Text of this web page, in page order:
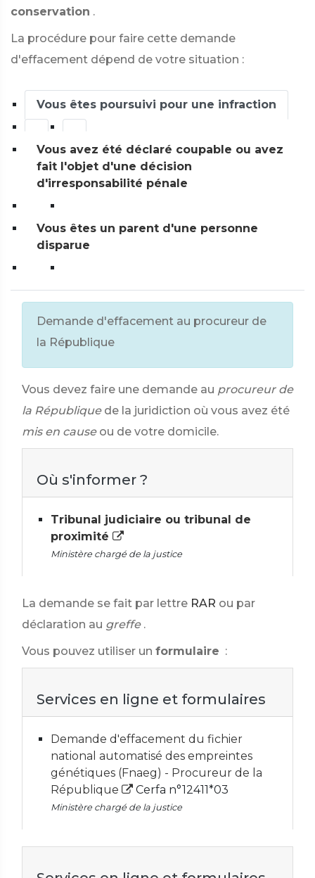
conservation .
La procédure pour faire cette demande
d'effacement dépend de votre situation :
Vous êtes poursuivi pour une infraction
Vous avez été déclaré coupable ou avez
fait l'objet d'une décision
d'irresponsabilité pénale
Vous êtes un parent d'une personne
disparue
Demande d'effacement au procureur de
la République
Vous devez faire une demande au procureur de
la République de la juridiction où vous avez été
mis en cause ou de votre domicile.
Où s'informer ?
Tribunal judiciaire ou tribunal de
proximité
Ministère chargé de la justice
La demande se fait par lettre RAR ou par
déclaration au greffe .
Vous pouvez utiliser un formulaire :
Services en ligne et formulaires
Demande d'effacement du fichier
national automatisé des empreintes
génétiques (Fnaeg) - Procureur de la
République
Cerfa n°12411*03
Ministère chargé de la justice